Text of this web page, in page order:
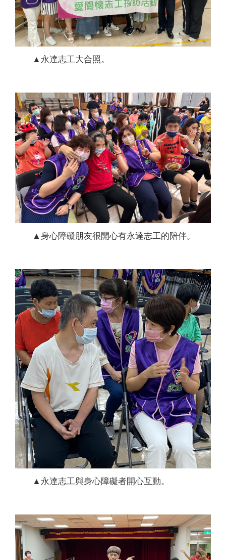
▲永達志工大合照。
▲身心障礙朋友很開心有永達志工的陪伴。
▲永達志工與身心障礙者開心互動。